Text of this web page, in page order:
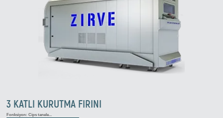
3 KATLI KURUTMA FIRINI
Fonksiyon: Cips tanele...